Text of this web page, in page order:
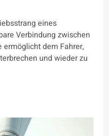
eines
Verbindung zwischen
ermöglicht dem Fahrer,
und wieder zu